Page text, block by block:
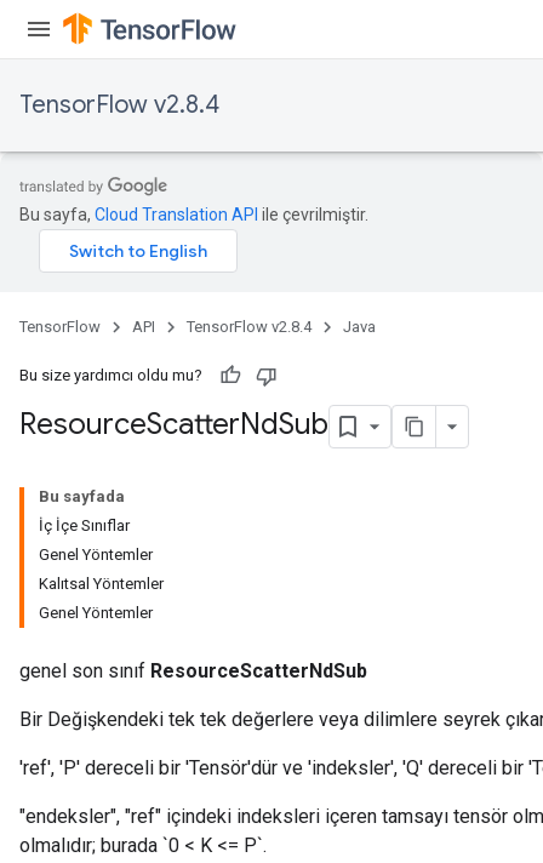
TensorFlow v2.8.4
Bu sayfa, Cloud Translation API ile çevrilmiştir.
TensorFlow API TensorFlow v2.8.4 Java
Bu size yardımcı oldu mu?
ResourceScatterNdSub
Bu sayfada
İç İçe Sınıflar
Genel Yöntemler
Kalıtsal Yöntemler
Genel Yöntemler
genel son sınıf ResourceScatterNdSub
Bir Değişkendeki tek tek değerlere veya dilimlere seyrek
'ref', 'P' dereceli bir 'Tensör'dür ve 'indeksler', 'Q' dereceli bir
"endeksler", "ref" içindeki indeksleri içeren tamsayı tensör
olmalıdır; burada `0 < K <= P`.